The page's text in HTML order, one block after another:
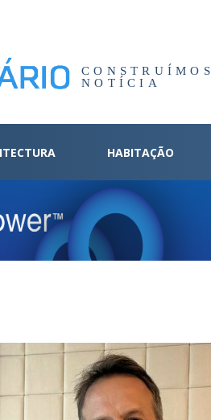
CONSTRUÍMOS
NOTÍCIA
HABITAÇÃO